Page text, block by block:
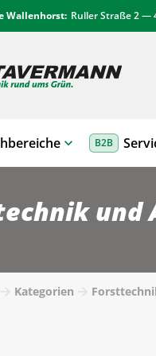
Wallenhorst: Ruller Straße 2 —
B2B
Kategorien